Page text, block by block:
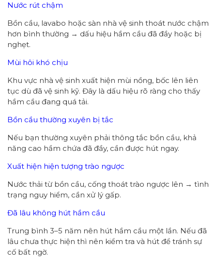
Nước rút chậm
Bồn cầu, lavabo hoặc sàn nhà vệ sinh thoát nước chậm
hơn bình thường → dấu hiệu hầm cầu đã đầy hoặc bị
nghẹt.
Mùi hôi khó chịu
Khu vực nhà vệ sinh xuất hiện mùi nồng, bốc lên liên
tục dù đã vệ sinh kỹ. Đây là dấu hiệu rõ ràng cho thấy
hầm cầu đang quá tải.
Bồn cầu thường xuyên bị tắc
Nếu bạn thường xuyên phải thông tắc bồn cầu, khả
năng cao hầm chứa đã đầy, cần được hút ngay.
Xuất hiện hiện tượng trào ngược
Nước thải từ bồn cầu, cống thoát trào ngược lên → tình
trạng nguy hiểm, cần xử lý gấp.
Đã lâu không hút hầm cầu
Trung bình 3–5 năm nên hút hầm cầu một lần. Nếu đã
lâu chưa thực hiện thì nên kiểm tra và hút để tránh sự
cố bất ngờ.